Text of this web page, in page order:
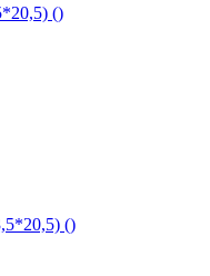
()
()